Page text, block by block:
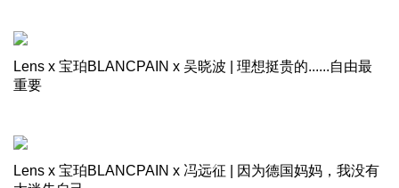
Lens x 宝珀BLANCPAIN x 吴晓波 | 理想挺贵的......自由最
重要
Lens x 宝珀BLANCPAIN x 冯远征 | 因为德国妈妈，我没有